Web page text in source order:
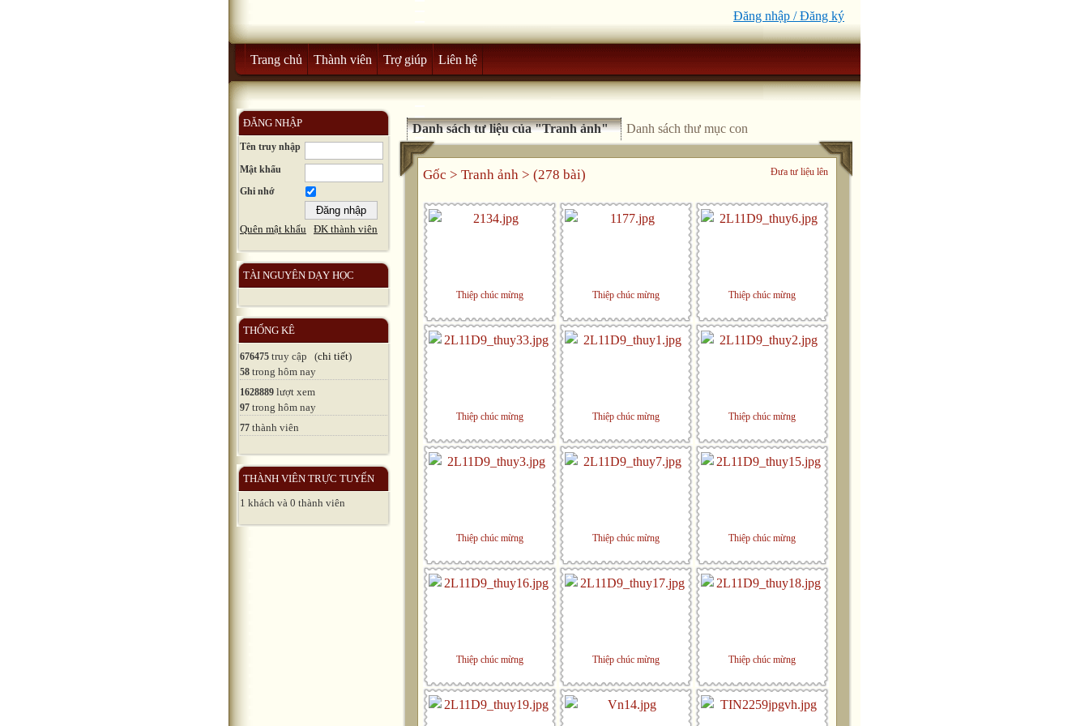
Đăng nhập / Đăng ký
Trang chủ Thành viên Trợ giúp Liên hệ
ĐĂNG NHẬP
Tên truy nhập
Mật khẩu
Ghi nhớ
Quên mật khẩu ĐK thành viên
TÀI NGUYÊN DẠY HỌC
THỐNG KÊ
676475 truy cập (chi tiết)
58 trong hôm nay
1628889 lượt xem
97 trong hôm nay
77 thành viên
THÀNH VIÊN TRỰC TUYẾN
1 khách và 0 thành viên
Danh sách tư liệu của "Tranh ảnh" Danh sách thư mục con
Đưa tư liệu lên
Gốc > Tranh ảnh > (278 bài)
Thiệp chúc mừng Thiệp chúc mừng Thiệp chúc mừng
Thiệp chúc mừng Thiệp chúc mừng Thiệp chúc mừng
Thiệp chúc mừng Thiệp chúc mừng Thiệp chúc mừng
Thiệp chúc mừng Thiệp chúc mừng Thiệp chúc mừng